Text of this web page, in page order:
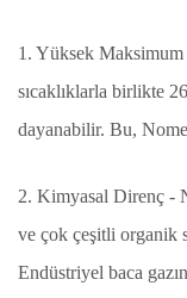
1. Yüksek Maksimum
sıcaklıklarla birlikte
dayanabilir. Bu,
2. Kimyasal Direnç -
ve çok çeşitli organik
Endüstriyel baca